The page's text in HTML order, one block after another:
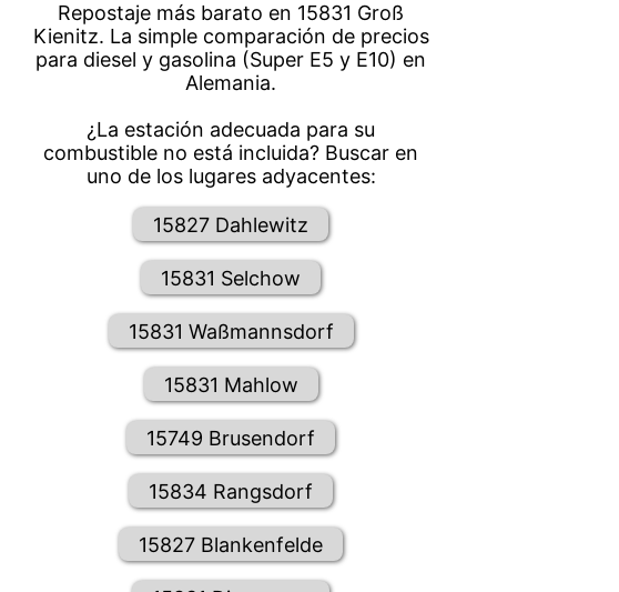
Repostaje más barato en 15831 Groß
Kienitz. La simple comparación de precios
para diesel y gasolina (Super E5 y E10) en
Alemania.
¿La estación adecuada para su
combustible no está incluida? Buscar en
uno de los lugares adyacentes:
15827 Dahlewitz
15831 Selchow
15831 Waßmannsdorf
15831 Mahlow
15749 Brusendorf
15834 Rangsdorf
15827 Blankenfelde